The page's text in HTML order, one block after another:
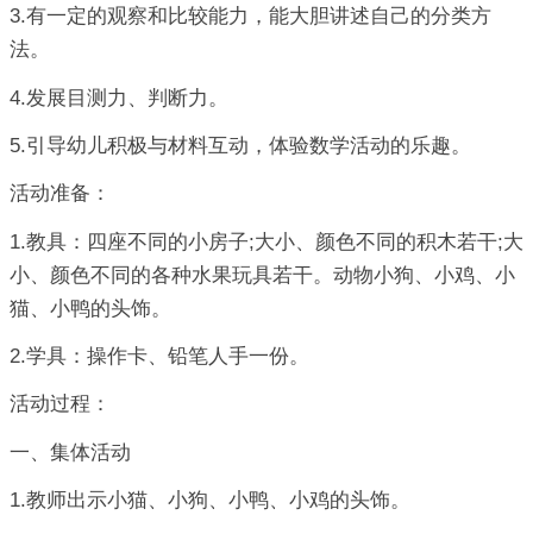
3.有一定的观察和比较能力，能大胆讲述自己的分类方
法。
4.发展目测力、判断力。
5.引导幼儿积极与材料互动，体验数学活动的乐趣。
活动准备：
1.教具：四座不同的小房子;大小、颜色不同的积木若干;大
小、颜色不同的各种水果玩具若干。动物小狗、小鸡、小
猫、小鸭的头饰。
2.学具：操作卡、铅笔人手一份。
活动过程：
一、集体活动
1.教师出示小猫、小狗、小鸭、小鸡的头饰。